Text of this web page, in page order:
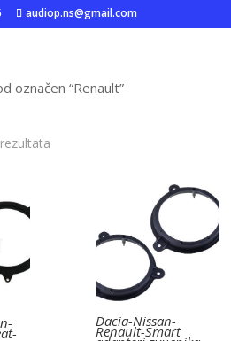
audiop.ns@gmail.com
označen “Renault”
Dacia-Nissan-
Renault-Smart